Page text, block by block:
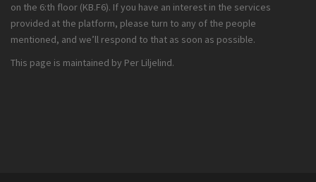
on the 6:th floor (KB.F6). If you have an interest in the services
provided at the platform, please turn to any of the people
mentioned, and we’ll respond to that as soon as possible.
This page is maintained by Per Liljelind.